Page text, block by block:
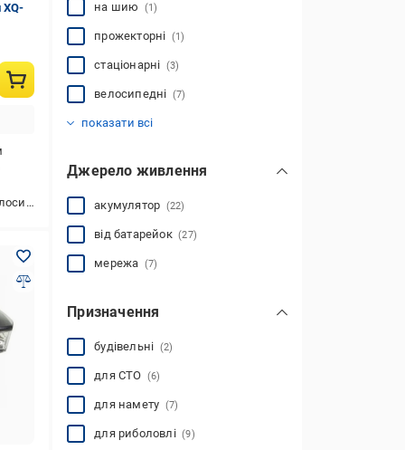
XQ-
на шию (1)
прожекторні (1)
стаціонарні (3)
велосипедні (7)
показати всі
Джерело живлення
акумулятор (22)
від батарейок(27)
мережа (7)
Призначення
будівельні (2)
для СТО (6)
для намету (7)
для риболовлі(9)